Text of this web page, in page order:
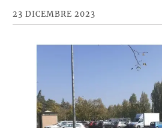
23 DICEMBRE 2023